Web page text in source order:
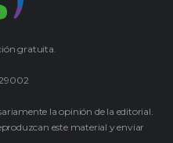
gratuita.
la opinión de la editorial.
este material y enviar